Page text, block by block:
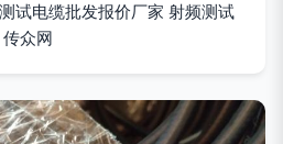
试电缆批发报价厂家 射频测试
众网